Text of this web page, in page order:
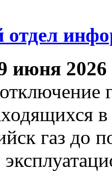
отдел
июня
газ до